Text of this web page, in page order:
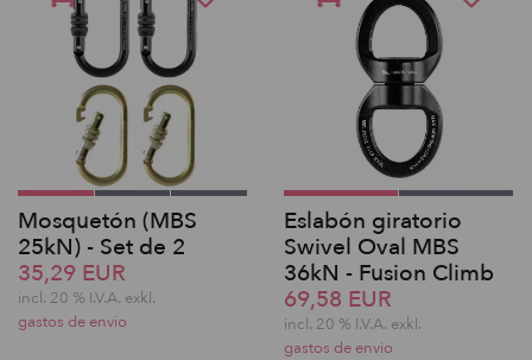
Mosquetón (MBS
25kN) - Set de 2
35,29 EUR
incl. 20 % I.V.A. exkl.
gastos de envio
Eslabón giratorio
Swivel Oval MBS
36kN - Fusion Climb
69,58 EUR
incl. 20 % I.V.A. exkl.
gastos de envio